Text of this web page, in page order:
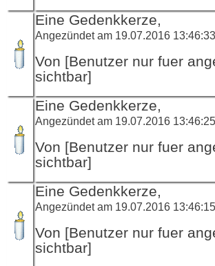
Eine Gedenkkerze,
Angezündet am 19.07.2016 13:46:33
Von [Benutzer nur fuer
sichtbar]
Eine Gedenkkerze,
Angezündet am 19.07.2016 13:46:25
Von [Benutzer nur fuer
sichtbar]
Eine Gedenkkerze,
Angezündet am 19.07.2016 13:46:15
Von [Benutzer nur fuer
sichtbar]